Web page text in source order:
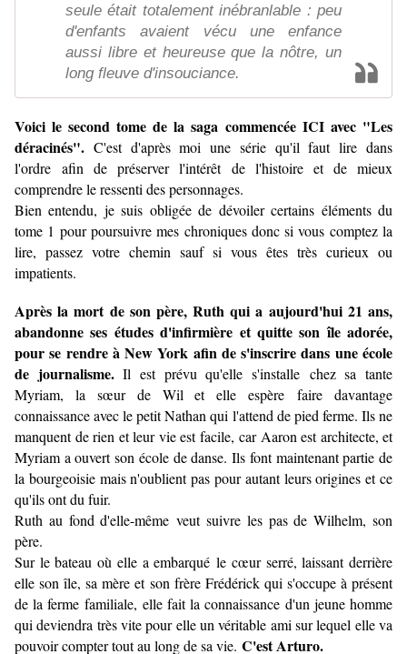
seule était totalement inébranlable : peu
d'enfants avaient vécu une enfance
aussi libre et heureuse que la nôtre, un
long fleuve d'insouciance.
Voici le second tome de la saga commencée ICI avec "Les
déracinés". C'est d'après moi une série qu'il faut lire dans
l'ordre afin de préserver l'intérêt de l'histoire et de mieux
comprendre le ressenti des personnages.
Bien entendu, je suis obligée de dévoiler certains éléments du
tome 1 pour poursuivre mes chroniques donc si vous comptez la
lire, passez votre chemin sauf si vous êtes très curieux ou
impatients.
Après la mort de son père, Ruth qui a aujourd'hui 21 ans,
abandonne ses études d'infirmière et quitte son île adorée,
pour se rendre à New York afin de s'inscrire dans une école
de journalisme.Il est prévu qu'elle s'installe chez sa tante
Myriam, la sœur de Wil et elle espère faire davantage
connaissance avec le petit Nathan qui l'attend de pied ferme. Ils ne
manquent de rien et leur vie est facile, car Aaron est architecte, et
Myriam a ouvert son école de danse. Ils font maintenant partie de
la bourgeoisie mais n'oublient pas pour autant leurs origines et ce
qu'ils ont du fuir.
Ruth au fond d'elle-même veut suivre les pas de Wilhelm, son
père.
Sur le bateau où elle a embarqué le cœur serré, laissant derrière
elle son île, sa mère et son frère Frédérick qui s'occupe à présent
de la ferme familiale, elle fait la connaissance d'un jeune homme
qui deviendra très vite pour elle un véritable ami sur lequel elle va
pouvoir compter tout au long de sa vie. C'est Arturo.